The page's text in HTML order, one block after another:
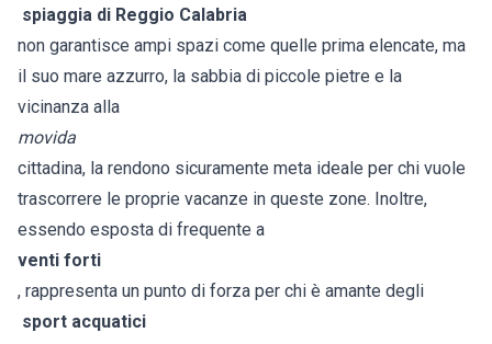
spiaggia di Reggio Calabria
non garantisce ampi spazi come quelle prima elencate, ma
il suo mare azzurro, la sabbia di piccole pietre e la
vicinanza alla
movida
cittadina, la rendono sicuramente meta ideale per chi vuole
trascorrere le proprie vacanze in queste zone. Inoltre,
essendo esposta di frequente a
venti forti
, rappresenta un punto di forza per chi è amante degli
sport acquatici